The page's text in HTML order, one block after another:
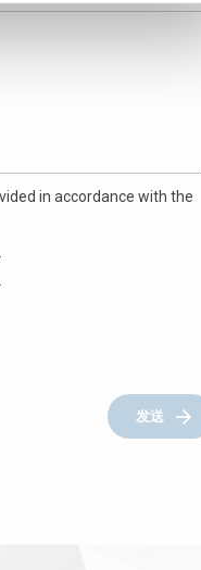
in accordance with the
发送